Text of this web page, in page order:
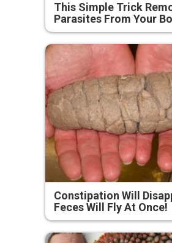
This Simple Trick
Parasites From Your
Constipation Will
Feces Will Fly At Once!